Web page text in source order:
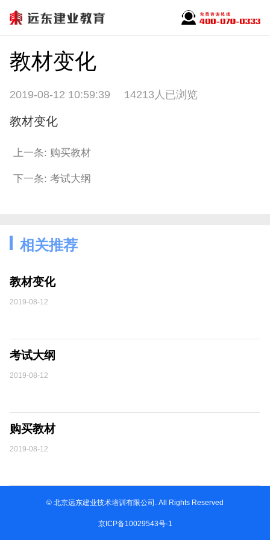
教材变化
2019-08-12 10:59:39 14213人已浏览
教材变化
上一条: 购买教材
下一条: 考试大纲
相关推荐
教材变化
2019-08-12
考试大纲
2019-08-12
购买教材
2019-08-12
© 北京远东建业技术培训有限公司. All Rights Reserved
京ICP备10029543号-1